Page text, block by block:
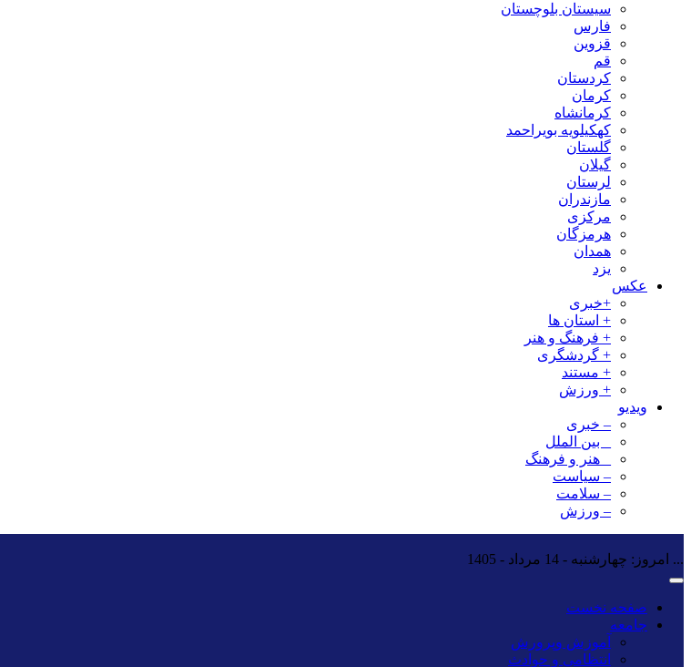
سیستان بلوچستان
فارس
قزوین
قم
کردستان
کرمان
کرمانشاه
کهکیلویه بویراحمد
گلستان
گیلان
لرستان
مازندران
مرکزی
هرمزگان
همدان
یزد
عکس
+خبری
+ استان ها
+ فرهنگ و هنر
+ گردشگری
+ مستند
+ ورزش
ویدیو
– خبری
_ بین الملل
_ هنر و فرهنگ
– سیاست
– سلامت
– ورزش
... امروز: چهارشنبه - 14 مرداد - 1405
صفحه نخست
جامعه
آموزش وپرورش
انتظامی و حوادث